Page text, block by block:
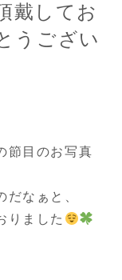
戴してお
うござい
節目のお写真
だなぁと、
りました